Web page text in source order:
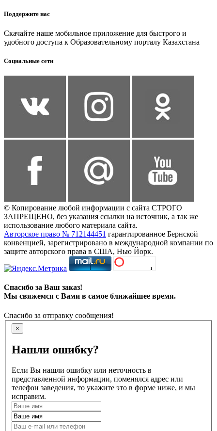
Поддержите нас
Скачайте наше мобильное приложение для быстрого и
удобного доступа к Образовательному порталу Казахстана
Социальные сети
© Копирование любой информации с сайта СТРОГО
ЗАПРЕЩЕНО, без указания ссылки на источник, а так же
использование любого материала сайта.
Авторское право № 712144451 гарантированное Бернской
конвенцией, зарегистрировано в международной компании по
защите авторского права в США, Нью Йорк.
Спасибо за Ваш заказ!
Мы свяжемся с Вами в самое ближайшее время.
Спасибо за отправку сообщения!
×
Нашли ошибку?
Если Вы нашли ошибку или неточность в
представленной информации, поменялся адрес или
телефон заведения, то укажите это в форме ниже, и мы
исправим.